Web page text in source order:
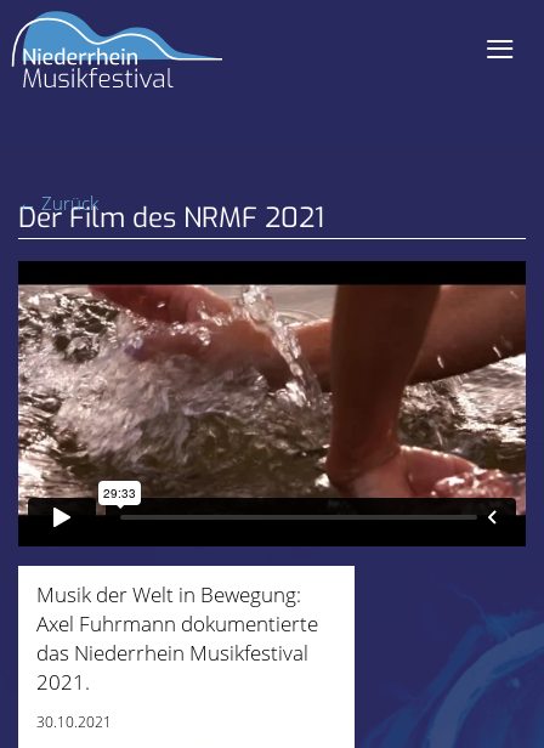
≡
← Zurück
Der Film des NRMF 2021
Musik der Welt in Bewegung:
Axel Fuhrmann dokumentierte
das Niederrhein Musikfestival
2021.
30.10.2021